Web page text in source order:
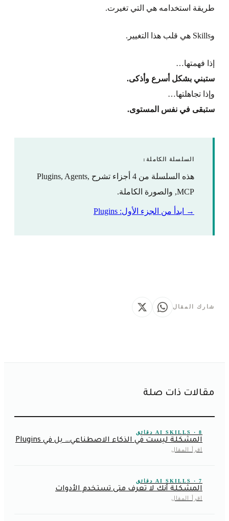
طريقة استخدامه هي التي تغيرت.
وSkills هي قلب هذا التغيير.
إذا فهمتها…
ستبني بشكل أسرع وأذكى.
وإذا تجاهلتها…
ستبقى في نفس المستوى.
السلسلة الكاملة:
هذه السلسلة من 4 أجزاء تشرح Plugins, Agents,
MCP, والصورة الكاملة.
→ ابدأ من الجزء الأول: Plugins
شارك المقال
مقالات ذات صلة
AI SKILLS · 8 دقائق
المشكلة ليست في الذكاء الاصطناعي… بل في Plugins
اقرأ المقال
AI SKILLS · 7 دقائق
المشكلة أنك لا تعرف متى تستخدم الأدوات
اقرأ المقال